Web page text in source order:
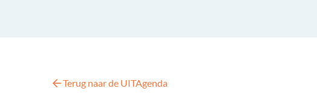
Terug naar de UITAgenda